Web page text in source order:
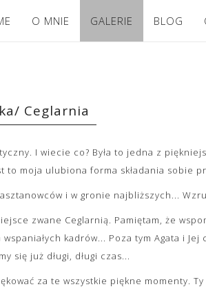
O MNIE GALERIE BLOG
Ceglarnia
I wiecie co? Była to jedna z
moja ulubiona forma składania sobie
i w gronie najbliższych...
zwane Ceglarnią. Pamiętam, że
kadrów... Poza tym Agata i
się już długi, długi czas...
za te wszystkie piękne momenty.